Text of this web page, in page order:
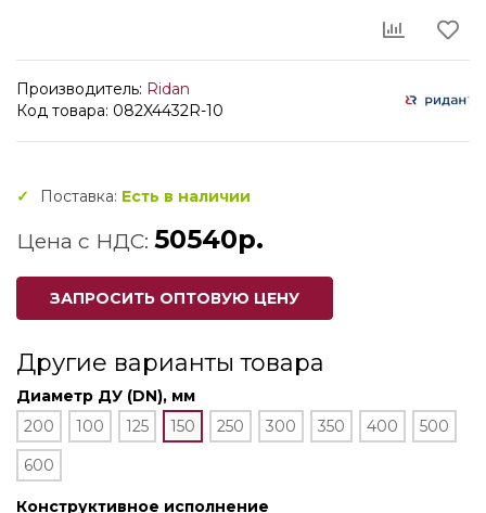
Производитель: Ridan
Код товара: 082X4432R-10
Поставка: Есть в наличии
Цена с НДС: 50540р.
ЗАПРОСИТЬ ОПТОВУЮ ЦЕНУ
Другие варианты товара
Диаметр ДУ (DN), мм
200
100 125 150 250 300 350 400
500
600
Конструктивное исполнение